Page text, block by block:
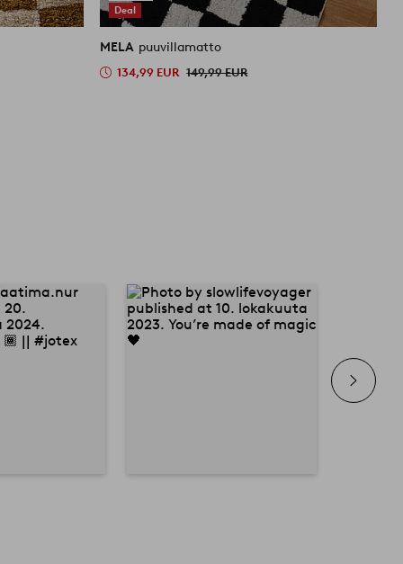
Deal
MELA puuvillamatto
134,99 EUR 149,99 EUR